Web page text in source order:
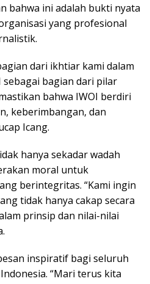
bahwa ini adalah bukti nyata
yang profesional
dari ikhtiar kami dalam
bagian dari pilar
bahwa IWOI berdiri
keberimbangan, dan
Icang.
hanya sekadar wadah
moral untuk
berintegritas. “Kami ingin
tidak hanya cakap secara
prinsip dan nilai-nilai
inspiratif bagi seluruh
“Mari terus kita